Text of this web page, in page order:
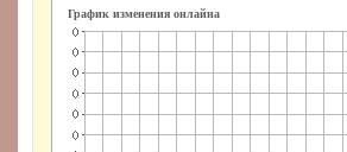
График изменения онлайна